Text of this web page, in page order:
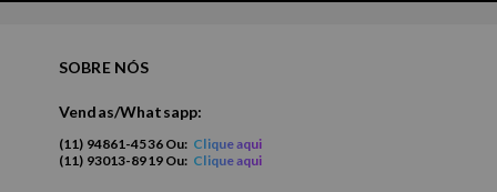
SOBRE NÓS
Vendas/Whatsapp:
(11) 94861-4536 Ou: Clique aqui
(11) 93013-8919 Ou: Clique aqui